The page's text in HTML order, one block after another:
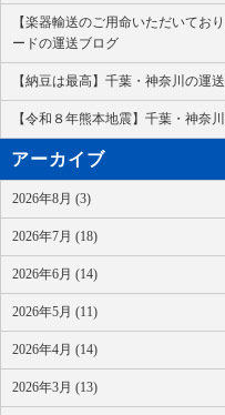
【楽器輸送のご用命いただいてお
ードの運送ブログ
【納豆は最高】千葉・神奈川の運
【令和８年熊本地震】千葉・神奈
アーカイブ
2026年8月 (3)
2026年7月 (18)
2026年6月 (14)
2026年5月 (11)
2026年4月 (14)
2026年3月 (13)